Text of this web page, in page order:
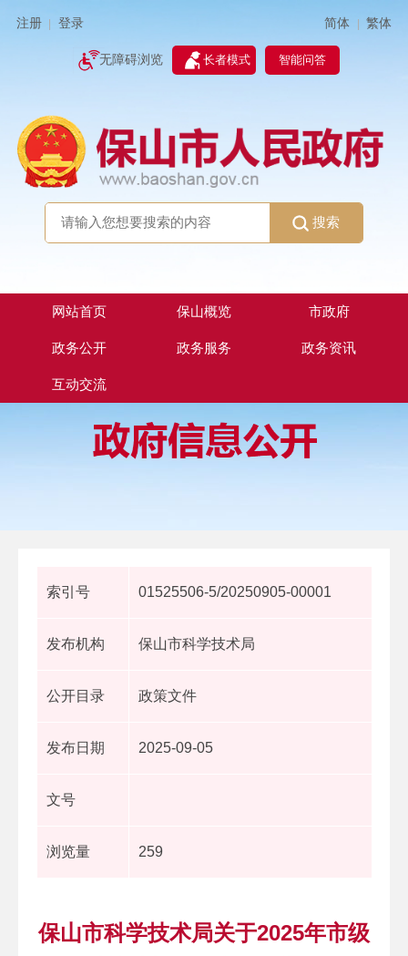
注册 登录 简体 | 繁体
无障碍浏览 长者模式 智能问答
搜索
网站首页 保山概览 市政府
政务公开 政务服务 政务资讯
互动交流
索引号 01525506-5/20250905-00001
发布机构 保山市科学技术局
公开目录 政策文件
发布日期 2025-09-05
文号
浏览量 259
保山市科学技术局关于2025年市级